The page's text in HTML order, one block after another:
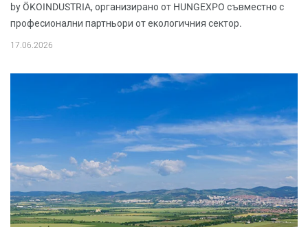
by ÖKOINDUSTRIA, организирано от HUNGEXPO съвместно с
професионални партньори от екологичния сектор.
17.06.2026